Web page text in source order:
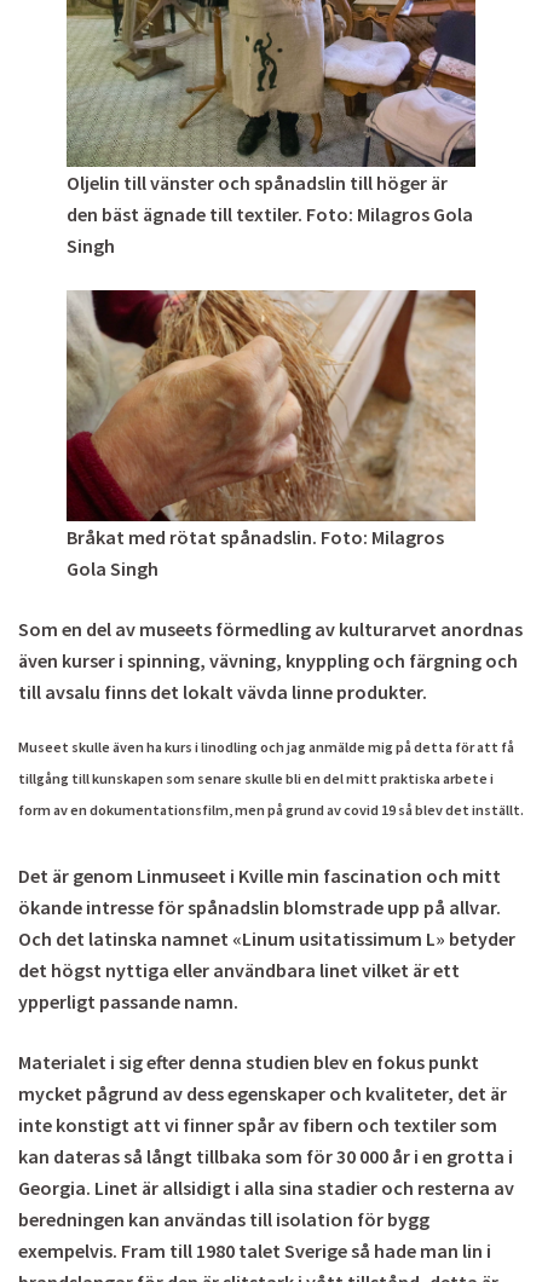
Oljelin till vänster och spånadslin till höger är
den bäst ägnade till textiler. Foto: Milagros Gola
Singh
Bråkat med rötat spånadslin. Foto: Milagros
Gola Singh
Som en del av museets förmedling av kulturarvet anordnas
även kurser i spinning, vävning, knyppling och färgning och
till avsalu finns det lokalt vävda linne produkter.
Museet skulle även ha kurs i linodling och jag anmälde mig på detta för att få
tillgång till kunskapen som senare skulle bli en del mitt praktiska arbete i
form av en dokumentationsfilm, men på grund av covid 19 så blev det inställt.
Det är genom Linmuseet i Kville min fascination och mitt
ökande intresse för spånadslin blomstrade upp på allvar.
Och det latinska namnet «Linum usitatissimum L» betyder
det högst nyttiga eller användbara linet vilket är ett
ypperligt passande namn.
Materialet i sig efter denna studien blev en fokus punkt
mycket pågrund av dess egenskaper och kvaliteter, det är
inte konstigt att vi finner spår av fibern och textiler som
kan dateras så långt tillbaka som för 30 000 år i en grotta i
Georgia. Linet är allsidigt i alla sina stadier och resterna av
beredningen kan användas till isolation för bygg
exempelvis. Fram till 1980 talet Sverige så hade man lin i